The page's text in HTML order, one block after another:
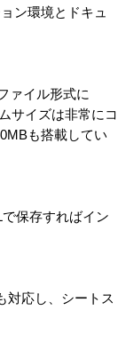
ン環境とドキュ
ァイル形式に
サイズは非常にコ
も搭載してい
保存すればイン
対応し、シートス